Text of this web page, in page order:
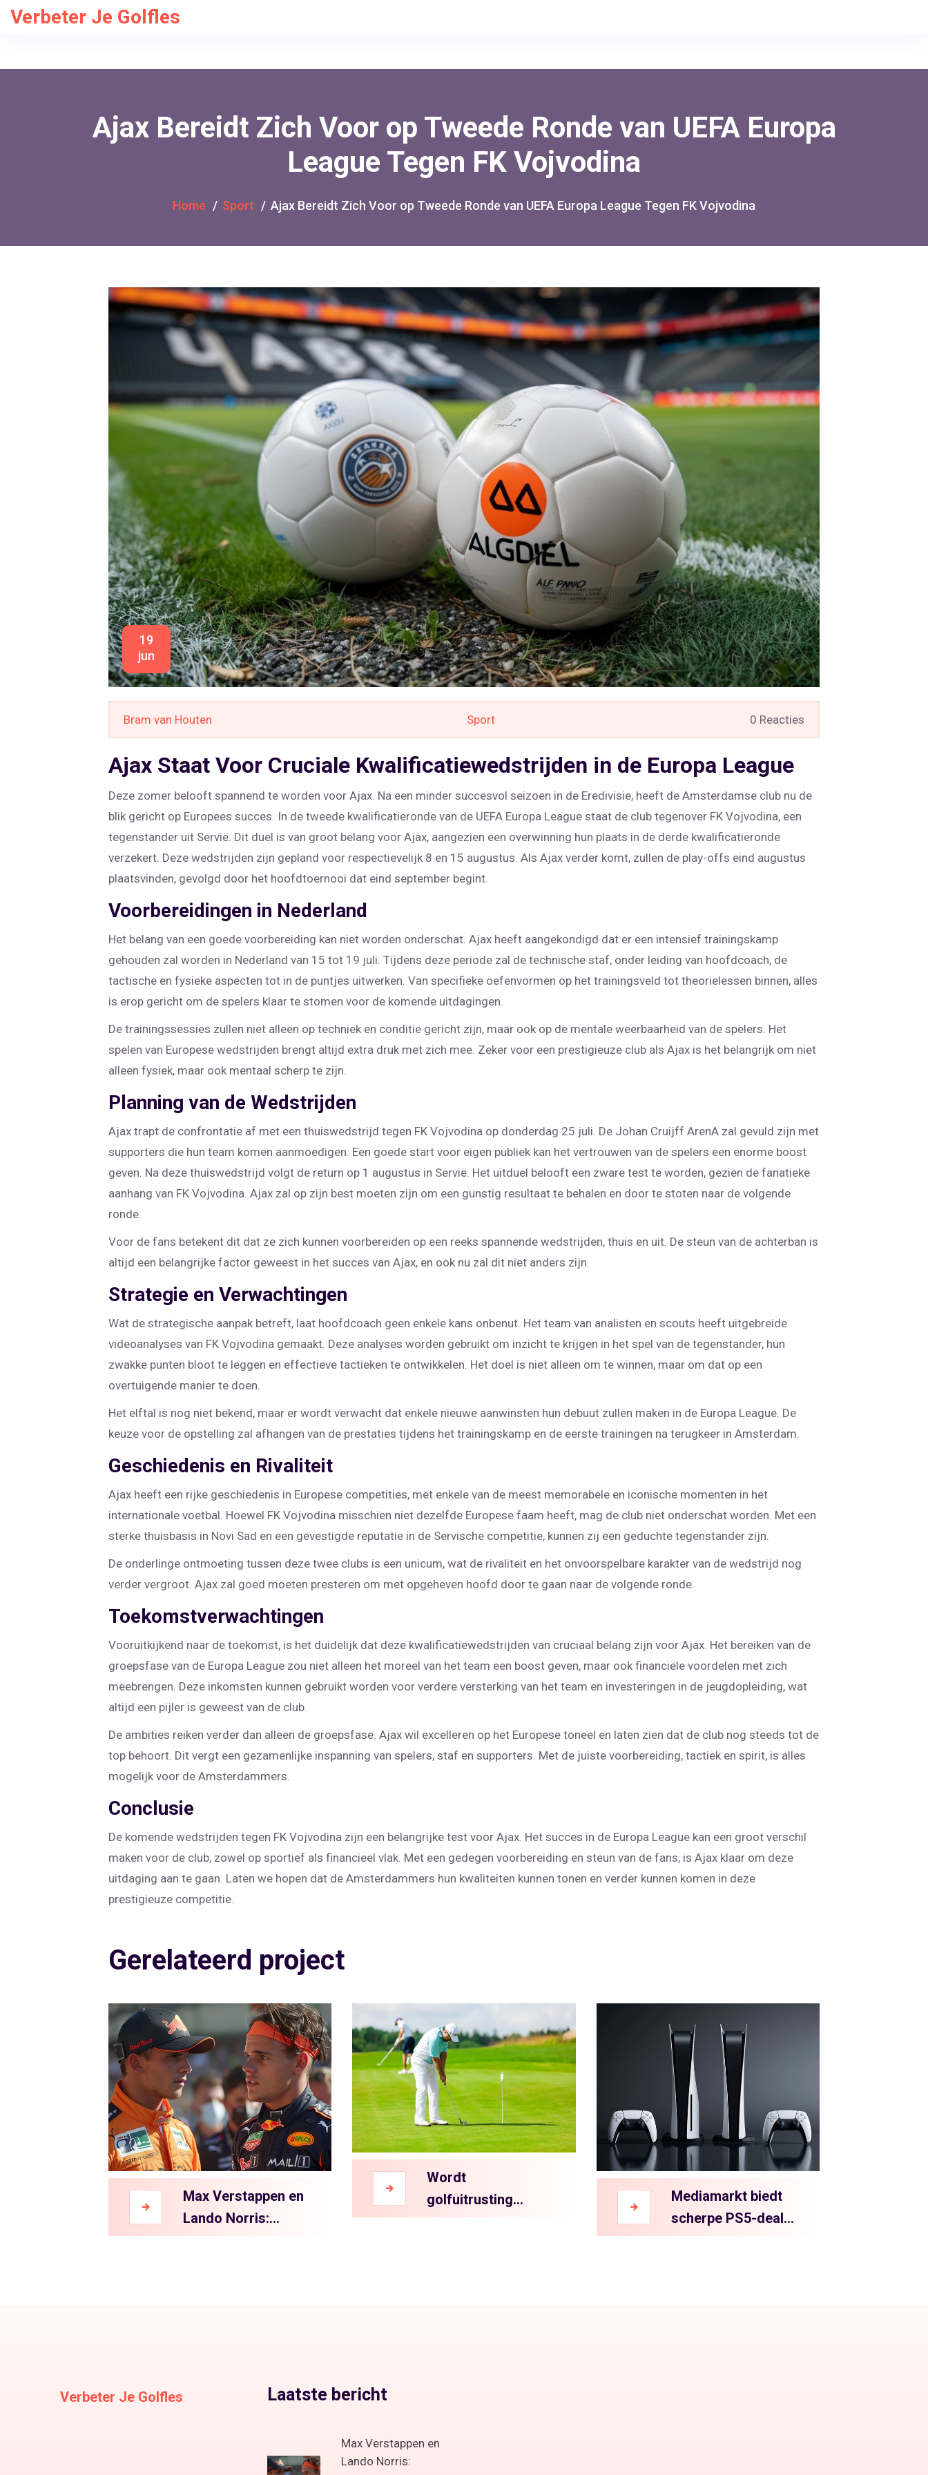
Verbeter Je Golfles
Ajax Bereidt Zich Voor op Tweede Ronde van UEFA Europa
League Tegen FK Vojvodina
Home Sport Ajax Bereidt Zich Voor op Tweede Ronde van UEFA Europa League Tegen FK Vojvodina
19
jun
Bram van Houten Sport 0 Reacties
Ajax Staat Voor Cruciale Kwalificatiewedstrijden in de Europa League
Deze zomer belooft spannend te worden voor Ajax. Na een minder succesvol seizoen in de Eredivisie, heeft de Amsterdamse club nu de
blik gericht op Europees succes. In de tweede kwalificatieronde van de UEFA Europa League staat de club tegenover FK Vojvodina, een
tegenstander uit Servië. Dit duel is van groot belang voor Ajax, aangezien een overwinning hun plaats in de derde kwalificatieronde
verzekert. Deze wedstrijden zijn gepland voor respectievelijk 8 en 15 augustus. Als Ajax verder komt, zullen de play-offs eind augustus
plaatsvinden, gevolgd door het hoofdtoernooi dat eind september begint.
Voorbereidingen in Nederland
Het belang van een goede voorbereiding kan niet worden onderschat. Ajax heeft aangekondigd dat er een intensief trainingskamp
gehouden zal worden in Nederland van 15 tot 19 juli. Tijdens deze periode zal de technische staf, onder leiding van hoofdcoach, de
tactische en fysieke aspecten tot in de puntjes uitwerken. Van specifieke oefenvormen op het trainingsveld tot theorielessen binnen, alles
is erop gericht om de spelers klaar te stomen voor de komende uitdagingen.
De trainingssessies zullen niet alleen op techniek en conditie gericht zijn, maar ook op de mentale weerbaarheid van de spelers. Het
spelen van Europese wedstrijden brengt altijd extra druk met zich mee. Zeker voor een prestigieuze club als Ajax is het belangrijk om niet
alleen fysiek, maar ook mentaal scherp te zijn.
Planning van de Wedstrijden
Ajax trapt de confrontatie af met een thuiswedstrijd tegen FK Vojvodina op donderdag 25 juli. De Johan Cruijff ArenA zal gevuld zijn met
supporters die hun team komen aanmoedigen. Een goede start voor eigen publiek kan het vertrouwen van de spelers een enorme boost
geven. Na deze thuiswedstrijd volgt de return op 1 augustus in Servië. Het uitduel belooft een zware test te worden, gezien de fanatieke
aanhang van FK Vojvodina. Ajax zal op zijn best moeten zijn om een gunstig resultaat te behalen en door te stoten naar de volgende
ronde.
Voor de fans betekent dit dat ze zich kunnen voorbereiden op een reeks spannende wedstrijden, thuis en uit. De steun van de achterban is
altijd een belangrijke factor geweest in het succes van Ajax, en ook nu zal dit niet anders zijn.
Strategie en Verwachtingen
Wat de strategische aanpak betreft, laat hoofdcoach geen enkele kans onbenut. Het team van analisten en scouts heeft uitgebreide
videoanalyses van FK Vojvodina gemaakt. Deze analyses worden gebruikt om inzicht te krijgen in het spel van de tegenstander, hun
zwakke punten bloot te leggen en effectieve tactieken te ontwikkelen. Het doel is niet alleen om te winnen, maar om dat op een
overtuigende manier te doen.
Het elftal is nog niet bekend, maar er wordt verwacht dat enkele nieuwe aanwinsten hun debuut zullen maken in de Europa League. De
keuze voor de opstelling zal afhangen van de prestaties tijdens het trainingskamp en de eerste trainingen na terugkeer in Amsterdam.
Geschiedenis en Rivaliteit
Ajax heeft een rijke geschiedenis in Europese competities, met enkele van de meest memorabele en iconische momenten in het
internationale voetbal. Hoewel FK Vojvodina misschien niet dezelfde Europese faam heeft, mag de club niet onderschat worden. Met een
sterke thuisbasis in Novi Sad en een gevestigde reputatie in de Servische competitie, kunnen zij een geduchte tegenstander zijn.
De onderlinge ontmoeting tussen deze twee clubs is een unicum, wat de rivaliteit en het onvoorspelbare karakter van de wedstrijd nog
verder vergroot. Ajax zal goed moeten presteren om met opgeheven hoofd door te gaan naar de volgende ronde.
Toekomstverwachtingen
Vooruitkijkend naar de toekomst, is het duidelijk dat deze kwalificatiewedstrijden van cruciaal belang zijn voor Ajax. Het bereiken van de
groepsfase van de Europa League zou niet alleen het moreel van het team een boost geven, maar ook financiële voordelen met zich
meebrengen. Deze inkomsten kunnen gebruikt worden voor verdere versterking van het team en investeringen in de jeugdopleiding, wat
altijd een pijler is geweest van de club.
De ambities reiken verder dan alleen de groepsfase. Ajax wil excelleren op het Europese toneel en laten zien dat de club nog steeds tot de
top behoort. Dit vergt een gezamenlijke inspanning van spelers, staf en supporters. Met de juiste voorbereiding, tactiek en spirit, is alles
mogelijk voor de Amsterdammers.
Conclusie
De komende wedstrijden tegen FK Vojvodina zijn een belangrijke test voor Ajax. Het succes in de Europa League kan een groot verschil
maken voor de club, zowel op sportief als financieel vlak. Met een gedegen voorbereiding en steun van de fans, is Ajax klaar om deze
uitdaging aan te gaan. Laten we hopen dat de Amsterdammers hun kwaliteiten kunnen tonen en verder kunnen komen in deze
prestigieuze competitie.
Gerelateerd project
Max Verstappen en
Lando Norris:
Vriendschap in de
Wordt
golfuitrusting
steeds duurder?
Mediamarkt biedt
scherpe PS5-deals
voor Black Friday
Verbeter Je Golfles Laatste bericht
Max Verstappen en
Lando Norris: